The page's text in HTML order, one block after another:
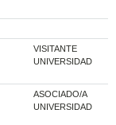
VISITANTE
UNIVERSIDAD
ASOCIADO/A
UNIVERSIDAD